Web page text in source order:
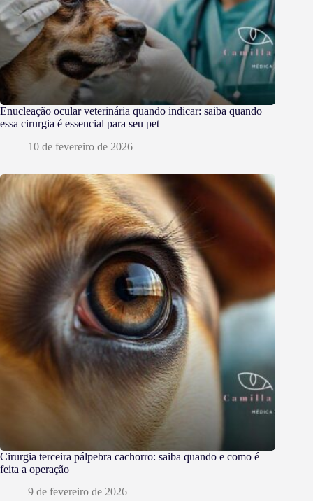
Enucleação ocular veterinária quando indicar: saiba quando
essa cirurgia é essencial para seu pet
10 de fevereiro de 2026
Cirurgia terceira pálpebra cachorro: saiba quando e como é
feita a operação
9 de fevereiro de 2026